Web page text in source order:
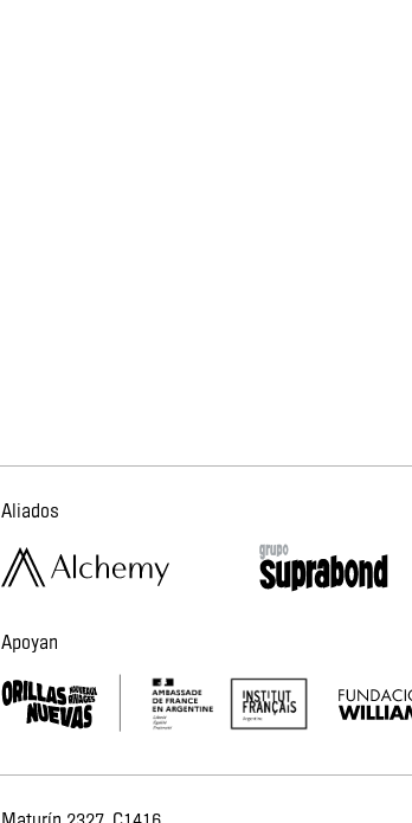
Aliados
Apoyan